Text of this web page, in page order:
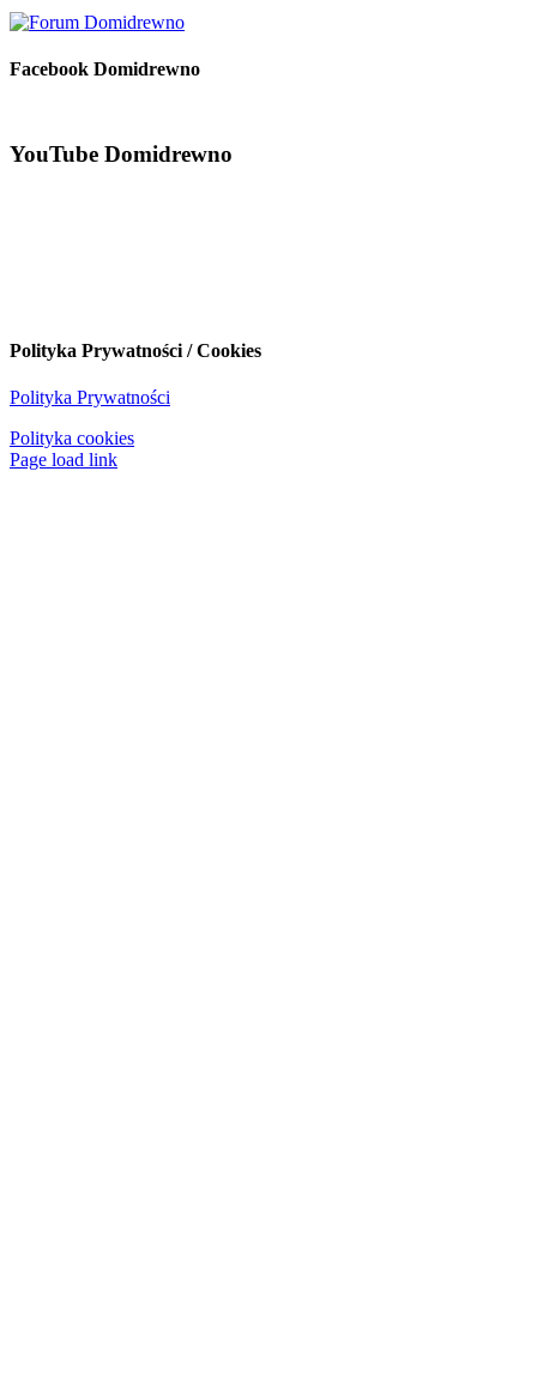
Facebook Domidrewno
YouTube Domidrewno
Polityka Prywatności / Cookies
Polityka Prywatności
Polityka cookies
Page load link